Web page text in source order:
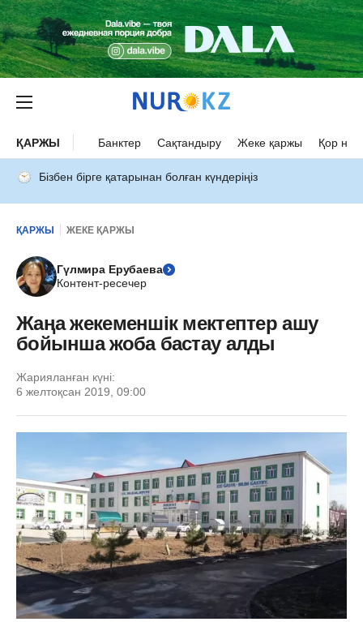
ҚАРЖЫ Банктер Сақтандыру Жеке қаржы Қор
Бізбен бірге қатарынан болған күндеріңіз
ҚАРЖЫ ЖЕКЕ ҚАРЖЫ
Гүлмира Ерубаева
Контент-ресечер
Жаңа жекеменшік мектептер ашу
бойынша жоба бастау алды
Жарияланған күні:
6 желтоқсан 2019, 09:00